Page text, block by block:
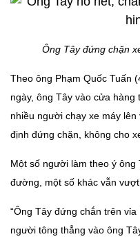
Ông Tây đứng chặn
Theo ông Phạm Quốc Tuấn
ngày, ông Tây vào cửa
nhiều người chạy xe máy
định đứng chặn, không cho
Một số người làm theo ý ông
đường, một số khác vẫn
“Ông Tây đứng chắn trên
người tông thẳng vào ông